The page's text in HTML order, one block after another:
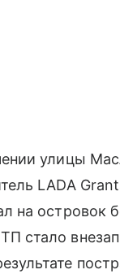
улицы
LADA
на островок
стало